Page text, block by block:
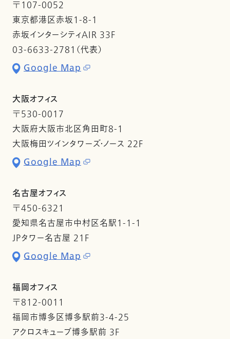
〒107-0052
東京都港区赤坂1-8-1
赤坂インターシティAIR 33F
03-6633-2781（代表）
Google Map
大阪オフィス
〒530-0017
大阪府大阪市北区角田町8-1
大阪梅田ツインタワーズ・ノース 22F
Google Map
名古屋オフィス
〒450-6321
愛知県名古屋市中村区名駅1-1-1
JPタワー名古屋 21F
Google Map
福岡オフィス
〒812-0011
福岡市博多区博多駅前3-4-25
アクロスキューブ博多駅前 3F